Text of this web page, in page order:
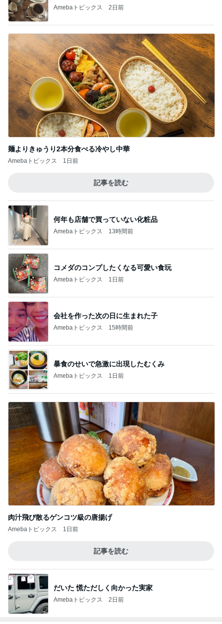
Amebaトピックス 2日前
麺よりきゅうり2本分食べる冷やし中華
Amebaトピックス 1日前
記事を読む
何年も店舗で買っていない化粧品
Amebaトピックス 13時間前
コメダのコンプしたくなる可愛い食玩
Amebaトピックス 1日前
会社を作った次の日に生まれた子
Amebaトピックス 15時間前
暴食のせいで急激に出現したむくみ
Amebaトピックス 1日前
肉汁飛び散るゲンコツ級の唐揚げ
Amebaトピックス 1日前
記事を読む
だいた 慌ただしく向かった実家
Amebaトピックス 2日前